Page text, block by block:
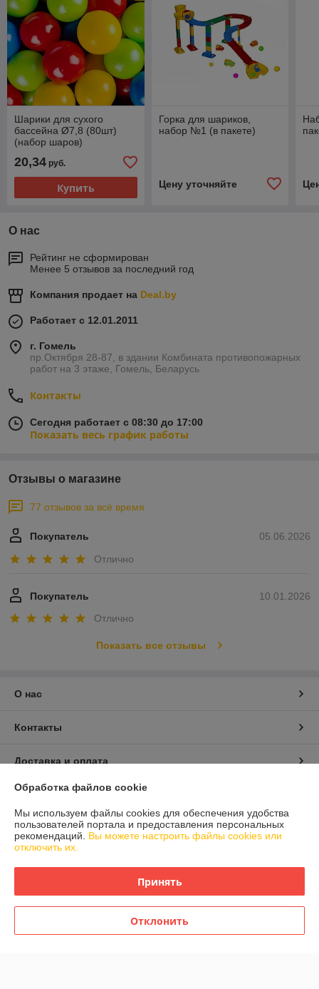
Шарики для сухого
бассейна Ø7,8 (80шт)
(набор шаров)
20,34 руб.
Купить
Горка для шариков,
набор №1 (в пакете)
Цену уточняйте
О нас
Рейтинг не сформирован
Менее 5 отзывов за последний год
Компания продает на Deal.by
Работает с 12.01.2011
г. Гомель
пр.Октября 28-87, в здании Комбината противопожарных
работ на 3 этаже, Гомель, Беларусь
Контакты
Сегодня работает с 08:30 до 17:00
Показать весь график работы
Отзывы о магазине
77 отзывов за всё время
05.06.2026
Покупатель
Отлично
10.01.2026
Покупатель
Отлично
Показать все отзывы
О нас
Контакты
Доставка и оплата
График работы
Полная версия сайта
Сайт создан на платформе Deal.by
Обработка файлов cookie
Мы используем файлы cookies для обеспечения удобства
пользователей портала и предоставления персональных
рекомендаций. Вы можете настроить файлы cookies или
отключить их.
Принять
Отклонить